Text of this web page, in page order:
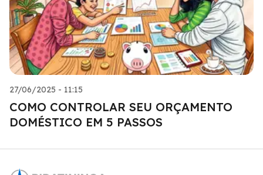
27/06/2025 - 11:15
COMO CONTROLAR SEU ORÇAMENTO
DOMÉSTICO EM 5 PASSOS